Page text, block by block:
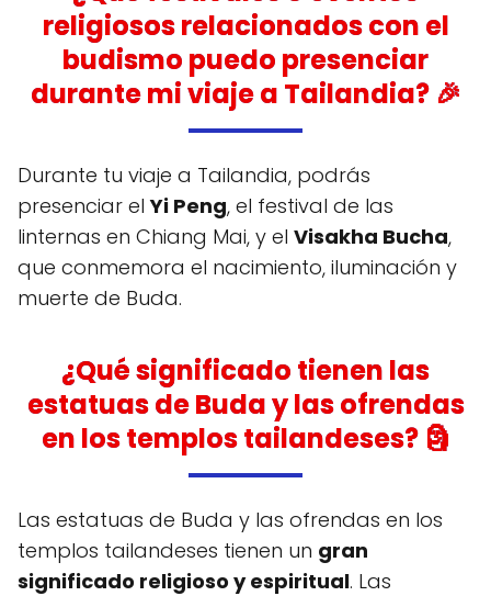
religiosos relacionados con el
budismo puedo presenciar
durante mi viaje a Tailandia? 🎉
Durante tu viaje a Tailandia, podrás
presenciar elYi Peng, el festival de las
linternas en Chiang Mai, y el Visakha Bucha,
que conmemora el nacimiento, iluminación y
muerte de Buda.
¿Qué significado tienen las
estatuas de Buda y las ofrendas
en los templos tailandeses? 🗿
Las estatuas de Buda y las ofrendas en los
templos tailandeses tienen un gran
significado religioso y espiritual. Las